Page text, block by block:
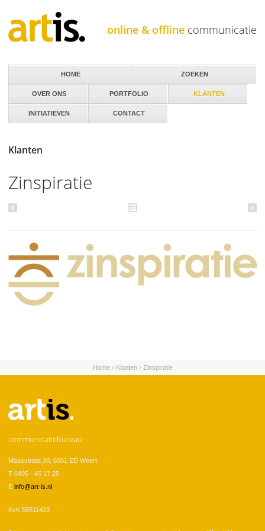
online & offline communicatie
Klanten
Zinspiratie
HOME
OVER ONS PORTFOLIO KLANTEN
INITIATIEVEN CONTACT
ZOEKEN
U bent hier
Home› Klanten› Zinspiratie
communicatiebureau
Maasstraat 30, 6001 ED Weert
T 0495 - 45 17 25
E info@art-is.nl
KvK 58511423